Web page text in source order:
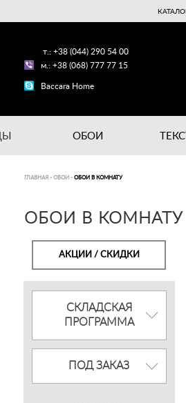
т.: +38 (044) 290 54 00
м.: +38 (068) 777 77 15
Baccara Home
ОБОИ
ГЛАВНАЯ - ОБОИ - ОБОИ В КОМНАТУ
ОБОИ В КОМНАТУ
АКЦИИ / СКИДКИ
СКЛАДСКАЯ
ПРОГРАММА
ПОД ЗАКАЗ